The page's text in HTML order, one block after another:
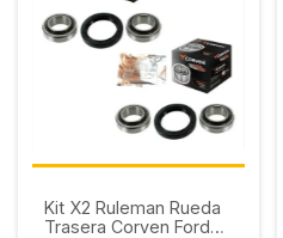
Kit X2 Ruleman Rueda
Trasera Corven Ford